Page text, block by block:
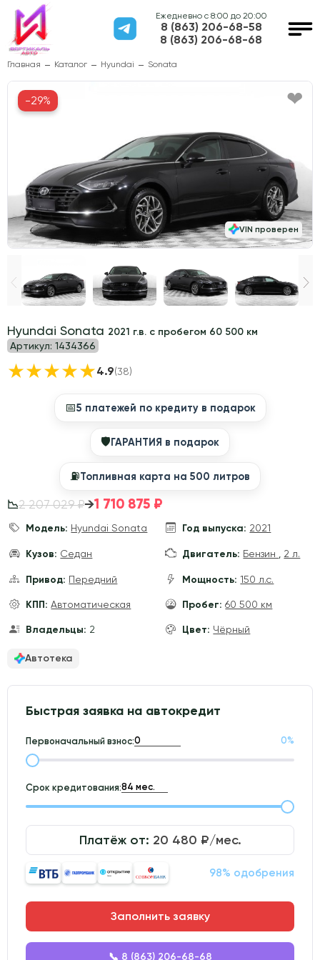
Ежедневно с 8:00 до 20:00
8 (863) 206-68-58
8 (863) 206-68-68
Главная Каталог Hyundai Sonata
Hyundai Sonata 2021 г.в. с пробегом 60 500 км
Артикул: 1434366
★★★★★4.9(38)
📅5 платежей по кредиту в подарок
🛡ГАРАНТИЯ в подарок
⛽️Топливная карта на 500 литров
📉2 207 029 ₽→1 710 875 ₽
Модель: Hyundai Sonata Год выпуска: 2021
Кузов: Седан Двигатель: Бензин 2 л.
Привод: Передний Мощность: 150 л.с.
КПП: Автоматическая Пробег: 60 500 км
Владельцы: 2 Цвет: Чёрный
Автотека
Быстрая заявка на автокредит
Первоначальный взнос: 0%
Срок кредитования:
Платёж от: 20 480 ₽/мес.
98% одобрения
Заполнить заявку
📞 8 (863) 206-68-68
VIN проверен
-29%